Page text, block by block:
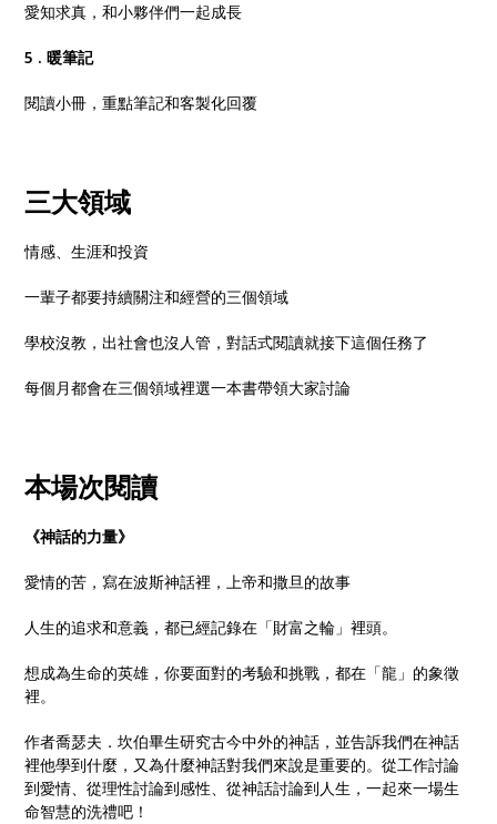
愛知求真，和小夥伴們一起成長
5 .暖筆記
閱讀小冊，重點筆記和客製化回覆
三大領域
情感、生涯和投資
一輩子都要持續關注和經營的三個領域
學校沒教，出社會也沒人管，對話式閱讀就接下這個任務了
每個月都會在三個領域裡選一本書帶領大家討論
本場次閱讀
《神話的力量》
愛情的苦，寫在波斯神話裡，上帝和撒旦的故事
人生的追求和意義，都已經記錄在「財富之輪」裡頭。
想成為生命的英雄，你要面對的考驗和挑戰，都在「龍」的象徵
裡。
作者喬瑟夫．坎伯畢生研究古今中外的神話，並告訴我們在神話
裡他學到什麼，又為什麼神話對我們來說是重要的。從工作討論
到愛情、從理性討論到感性、從神話討論到人生，一起來一場生
命智慧的洗禮吧！